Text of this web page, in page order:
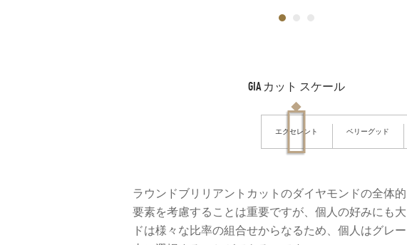
ラウンドブリリアントカットのダイヤモンドの全体
要素を考慮することは重要ですが、個人の好みにも
ドは様々な比率の組合せからなるため、個人はグレ